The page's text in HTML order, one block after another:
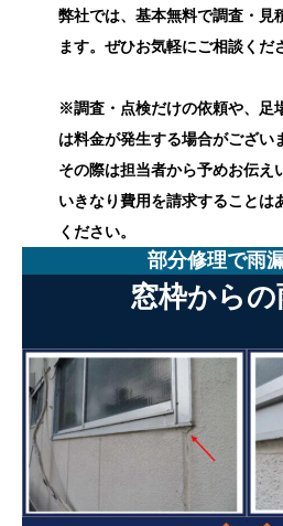
弊社では、基本無料で調査・見
ます。ぜひお気軽にご相談くだ
※調査・点検だけの依頼や、足
は料金が発生する場合がござい
その際は担当者から予めお伝え
いきなり費用を請求することは
ください。
部分修理で雨
窓枠からの